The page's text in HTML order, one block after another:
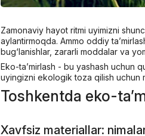
Zamonaviy hayot ritmi uyimizni
aylantirmoqda. Ammo oddiy
bug‘lanishlar, zararli moddalar va
Eko-ta’mirlash - bu yashash uchun
uyingizni ekologik toza qilish uchun
Toshkentda eko-
Xavfsiz materiallar: